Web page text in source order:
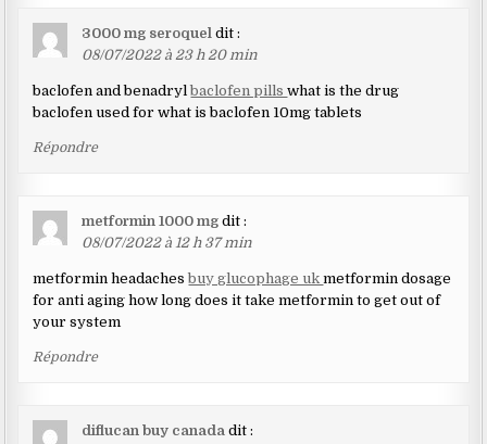
3000 mg seroquel dit :
08/07/2022 à 23 h 20 min
baclofen and benadrylbaclofen pillswhat is the drug
baclofen used for what is baclofen 10mg tablets
Répondre
metformin 1000 mg dit :
08/07/2022 à 12 h 37 min
metformin headachesbuy glucophage ukmetformin dosage
for anti aging how long does it take metformin to get out of
your system
Répondre
diflucan buy canada dit :